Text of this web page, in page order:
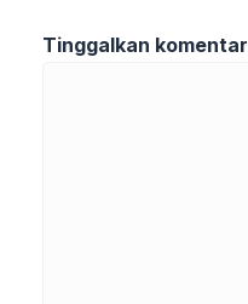
Tinggalkan komentar